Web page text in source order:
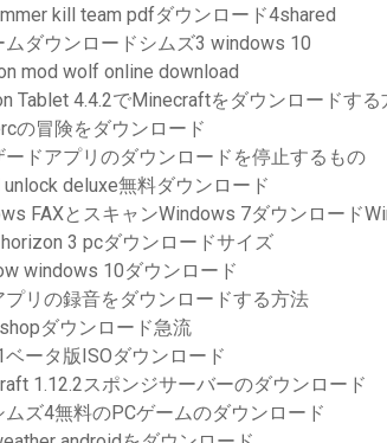
kill team pdfダウンロード4shared
ムダウンロードシムズ3 windows 10
mod wolf online download
Tablet 4.4.2でMinecraftをダウンロードする
の冒険をダウンロード
ードアプリのダウンロードを停止するもの
unlock deluxe無料ダウンロード
FAXとスキャンWindows 7ダウンロード
3 pcダウンロードサイズ
windows 10ダウンロード
プリの録音をダウンロードする方法
ダウンロード急流
ベータ版ISOダウンロード
1.12.2スポンジサーバーのダウンロード
ムズ4無料のPCゲームのダウンロード